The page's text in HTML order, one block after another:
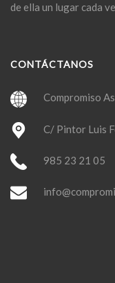
de ella un lugar cada
CONTÁCTANOS
Compromiso
C/ Pintor Luis
985 23 21 05